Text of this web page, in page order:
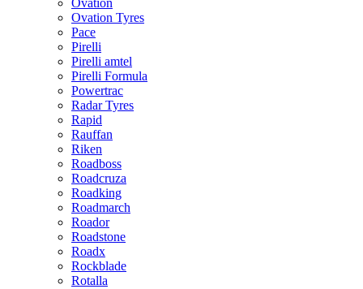
Ovation
Ovation Tyres
Pace
Pirelli
Pirelli amtel
Pirelli Formula
Powertrac
Radar Tyres
Rapid
Rauffan
Riken
Roadboss
Roadcruza
Roadking
Roadmarch
Roador
Roadstone
Roadx
Rockblade
Rotalla